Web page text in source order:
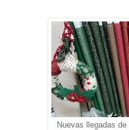
Nuevas llegadas